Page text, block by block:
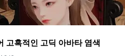
고혹적인 고딕 아바타 염색